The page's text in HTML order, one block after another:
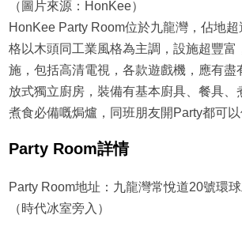
（圖片來源：HonKee）
HonKee Party Room位於九龍灣，佔地
格以木頭同工業風格為主調，設施超豐富
施，包括高清電視，各款遊戲機，應有盡
放式獨立廚房，裝備有基本廚具、餐具、
煮食必備嘅焗爐，同班朋友開Party都可以
Party Room詳情
Party Room地址：九龍灣常悅道20號環
（時代冰室旁入）